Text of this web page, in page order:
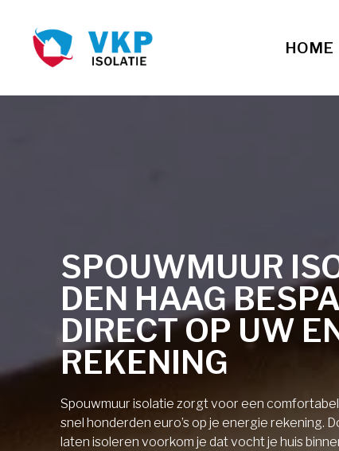
HOME
SPOUWMUUR
DEN HAAG
DIRECT OP UW
REKENING
Spouwmuur isolatie zorgt voor een
snel honderden euro’s op je energie rekening.
laten isoleren voorkom je dat vocht je huis